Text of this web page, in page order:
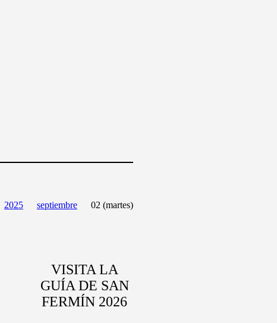
2025 septiembre 02 (martes)
VISITA LA
GUÍA DE SAN
FERMÍN 2026